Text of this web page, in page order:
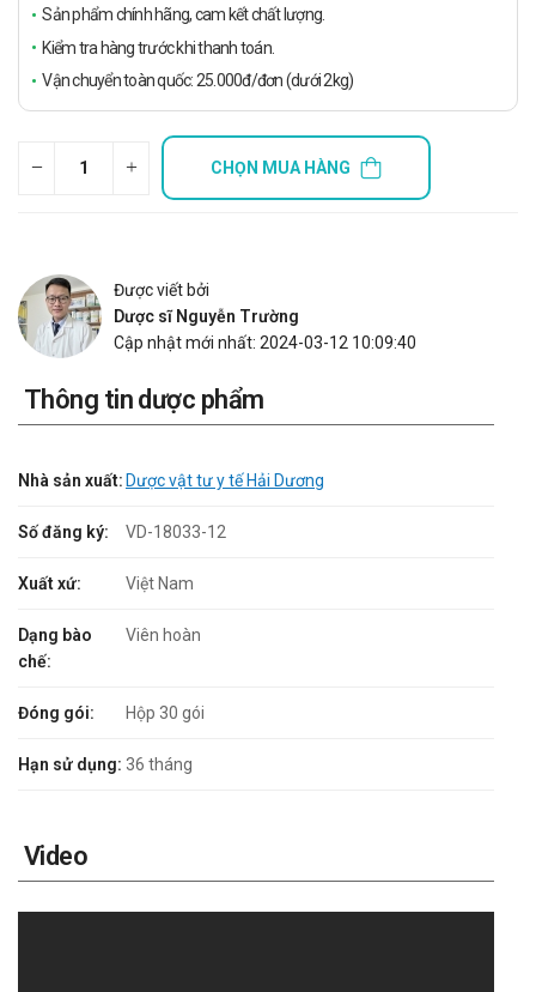
Sản phẩm chính hãng, cam kết chất lượng.
Kiểm tra hàng trước khi thanh toán.
Vận chuyển toàn quốc: 25.000đ/đơn (dưới 2kg)
CHỌN MUA HÀNG
Được viết bởi
Dược sĩ Nguyễn Trường
Cập nhật mới nhất: 2024-03-12 10:09:40
Thông tin dược phẩm
Nhà sản xuất: Dược vật tư y tế Hải Dương
Số đăng ký: VD-18033-12
Xuất xứ: Việt Nam
Dạng bào
chế:
Viên hoàn
Đóng gói: Hộp 30 gói
Hạn sử dụng: 36 tháng
Video